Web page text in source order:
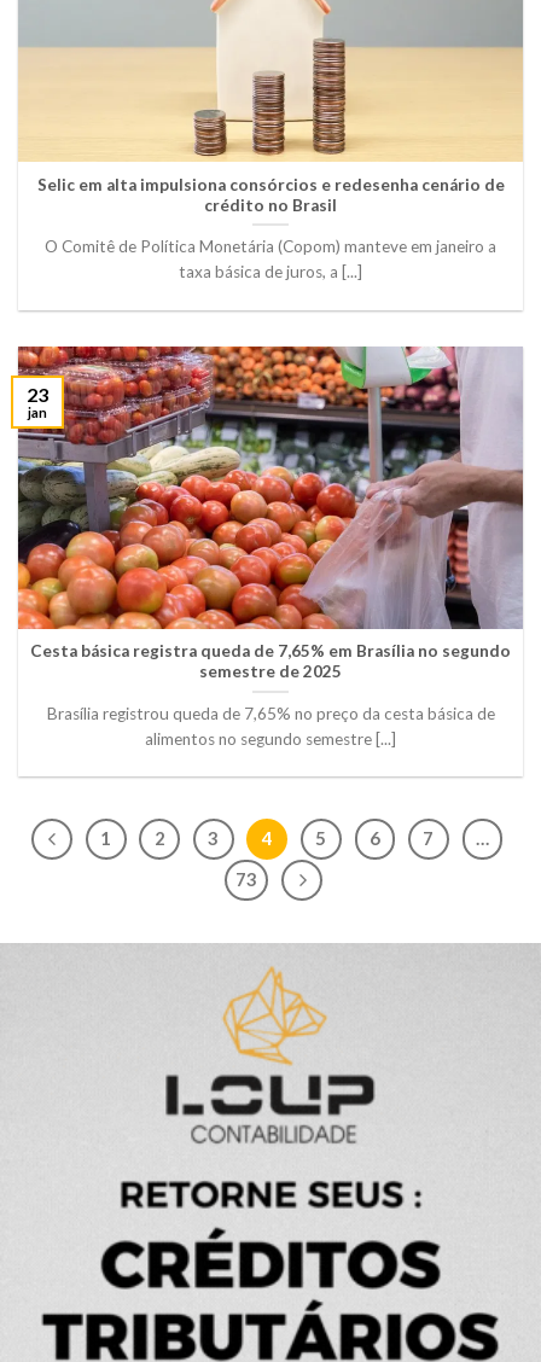
Selic em alta impulsiona consórcios e redesenha cenário de
crédito no Brasil
O Comitê de Política Monetária (Copom) manteve em janeiro a
taxa básica de juros, a [...]
Cesta básica registra queda de 7,65% em Brasília no segundo
semestre de 2025
Brasília registrou queda de 7,65% no preço da cesta básica de
alimentos no segundo semestre [...]
23
jan
1 2 3 4 5 6 7
…
73